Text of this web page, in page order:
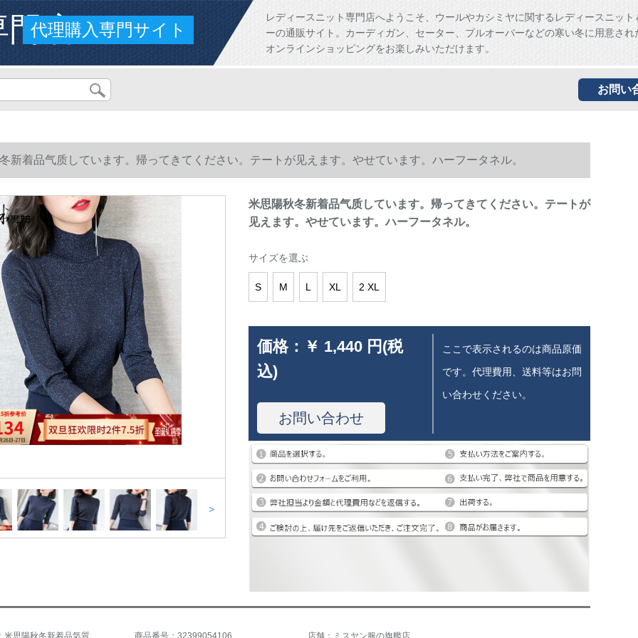
店
代理購入専門サイト
レディースニット専門店へようこそ、ウールやカシミヤに関するレディースニット
ーの通販サイト。カーディガン、セーター、プルオーバーなどの寒い冬に用意され
オンラインショッピングをお楽しみいただけます。
お問い
新着品气质しています。帰ってきてください。テートが见えます。やせています。ハーフータネル。
>
米思陽秋冬新着品气质しています。帰ってきてください。テートが
见えます。やせています。ハーフータネル。
サイズを選ぶ
S M L XL 2 XL
価格： ￥ 1,440 円(税
込)
お問い合わせ
ここで表示されるのは商品原価
です。代理費用、送料等はお問
い合わせください。
商品番号：32399054106 店舗：ミスヤン服の旗艦店